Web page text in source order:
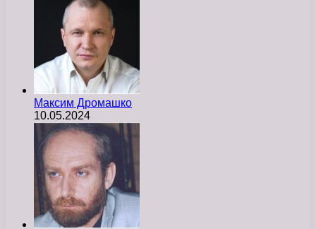
Максим Дромашко
10.05.2024